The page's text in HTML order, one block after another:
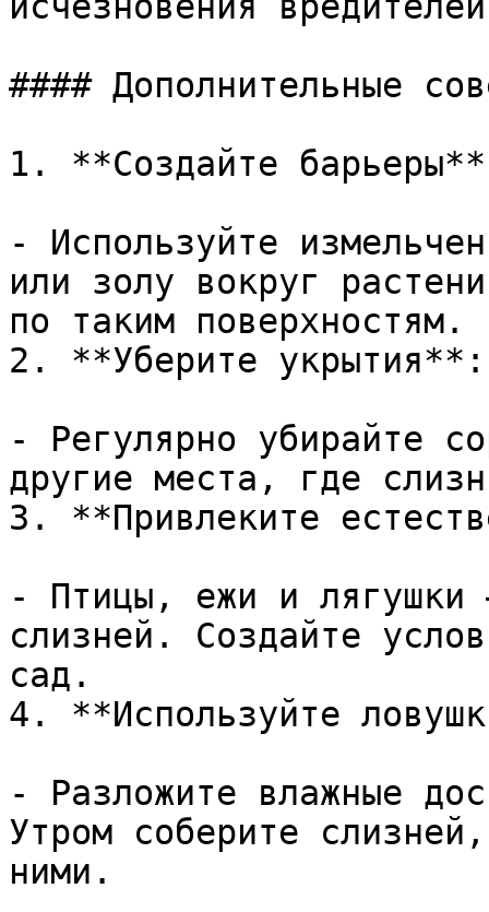
#### Дополнительные
1. **Создайте
- Используйте
или золу вокруг
по таким поверхностям.
2. **Уберите укрытия**:
- Регулярно убирайте
другие места, где
3. **Привлеките
- Птицы, ежи и лягушки
слизней. Создайте
сад.
4. **Используйте
- Разложите влажные
Утром соберите
ними.